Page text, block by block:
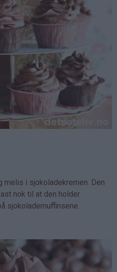
melis i sjokoladekremen. Den
nok til at den holder
sjokolademuffinsene.